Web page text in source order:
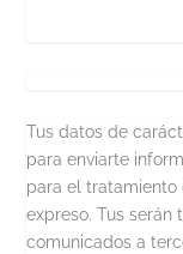
Tus datos de
para enviarte
para el tratamiento
expreso. Tus
comunicados a